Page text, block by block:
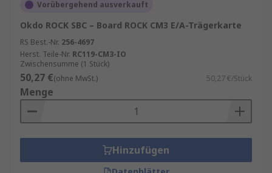
Vorübergehend ausverkauft
Okdo ROCK SBC – Board ROCK CM3 E/A-Trägerkarte
RS Best.-Nr. 256-4697
Herst. Teile-Nr. RC119-CM3-IO
Zwischensumme (1 Stück)
50,27 €(ohne MwSt.) 50,27 €/Stück
Menge
Hinzufügen